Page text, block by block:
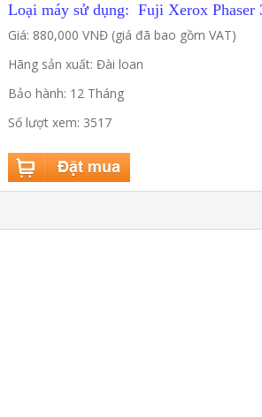
Loại máy sử dụng: Fuji Xerox Phaser
Giá: 880,000 VNĐ (giá đã bao gồm VAT)
Hãng sản xuất: Đài loan
Bảo hành: 12 Tháng
Số lượt xem: 3517